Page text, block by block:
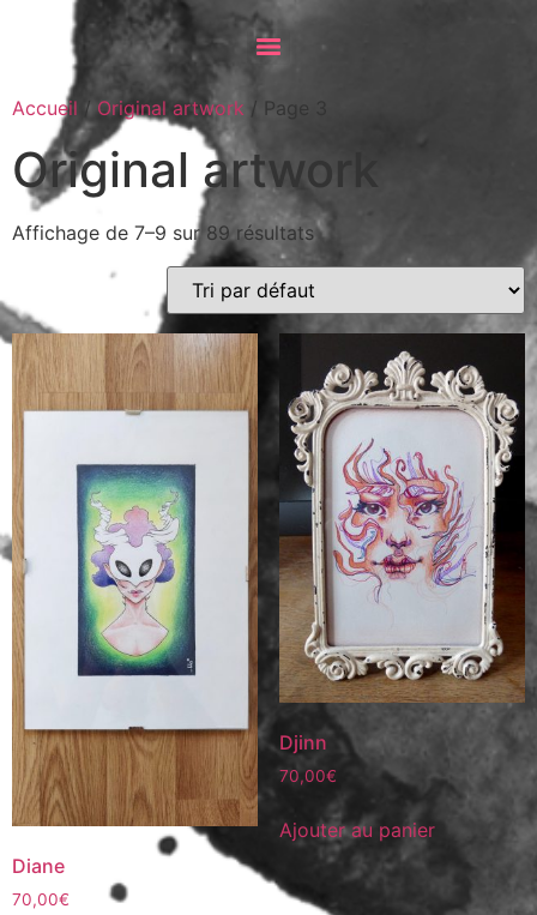
Accueil / Original artwork / Page 3
Original artwork
Affichage de 7–9 sur 89 résultats
Diane
70,00€
Djinn
70,00€
Ajouter au panier